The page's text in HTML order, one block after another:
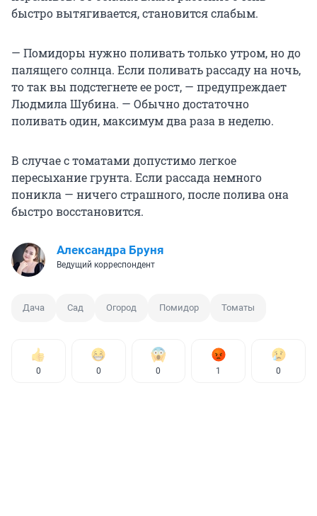
быстро вытягивается, становится слабым.
— Помидоры нужно поливать только утром, но до
палящего солнца. Если поливать рассаду на ночь,
то так вы подстегнете ее рост, — предупреждает
Людмила Шубина. — Обычно достаточно
поливать один, максимум два раза в неделю.
В случае с томатами допустимо легкое
пересыхание грунта. Если рассада немного
поникла — ничего страшного, после полива она
быстро восстановится.
Александра Бруня
Ведущий корреспондент
Дача Сад Огород Помидор Томаты
0 0 0 1 0